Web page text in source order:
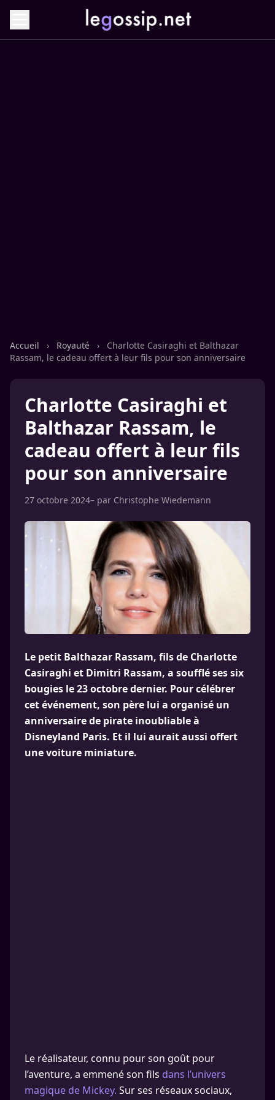
Accueil › Royauté ›
Charlotte Casiraghi et Balthazar
Rassam, le cadeau offert à leur fils pour son anniversaire
Charlotte Casiraghi et
Balthazar Rassam, le
cadeau offert à leur fils
pour son anniversaire
27 octobre 2024– par Christophe Wiedemann
Le petit Balthazar Rassam, fils de Charlotte
Casiraghi et Dimitri Rassam, a soufflé ses six
bougies le 23 octobre dernier. Pour célébrer
cet événement, son père lui a organisé un
anniversaire de pirate inoubliable à
Disneyland Paris. Et il lui aurait aussi offert
une voiture miniature.
Le réalisateur, connu pour son goût pour
l’aventure, a emmené son fils dans l’univers
magique de Mickey. Sur ses réseaux sociaux,